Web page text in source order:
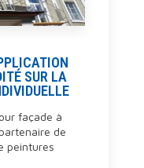
SUR LA
façade à
de
peintures